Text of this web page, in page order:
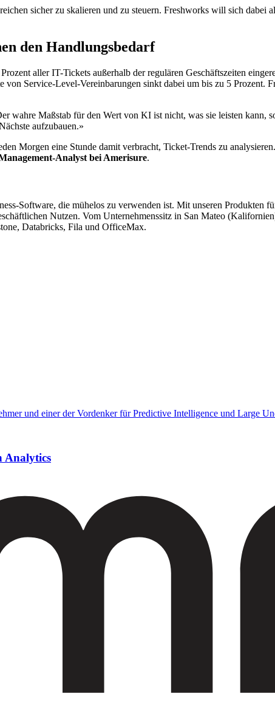
sicher zu skalieren und zu steuern. Freshworks will sich dabei
den Handlungsbedarf
aller IT-Tickets außerhalb der regulären Geschäftszeiten
Service-Level-Vereinbarungen sinkt dabei um bis zu 5
wahre Maßstab für den Wert von KI ist nicht, was sie leisten kann,
aufzubauen.»
Morgen eine Stunde damit verbracht, Ticket-Trends zu
Analyst bei Amerisure.
Software, die mühelos zu verwenden ist. Mit unseren Produkten
Nutzen. Vom Unternehmenssitz in San Mateo
Databricks, Fila und OfficeMax.
Analytics